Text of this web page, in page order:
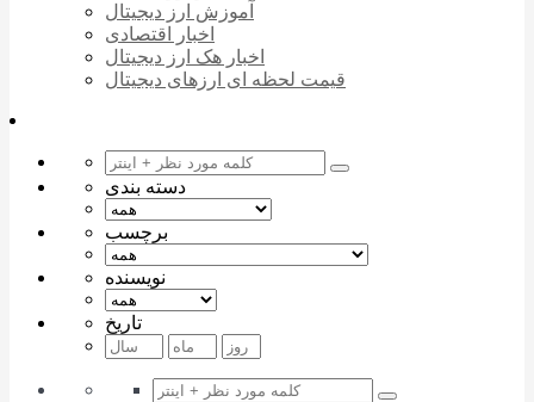
آموزش ارز دیجیتال
اخبار اقتصادی
اخبار هک ارز دیجیتال
قیمت لحظه ای ارزهای دیجیتال
دسته بندی
برچسب
نویسنده
تاریخ